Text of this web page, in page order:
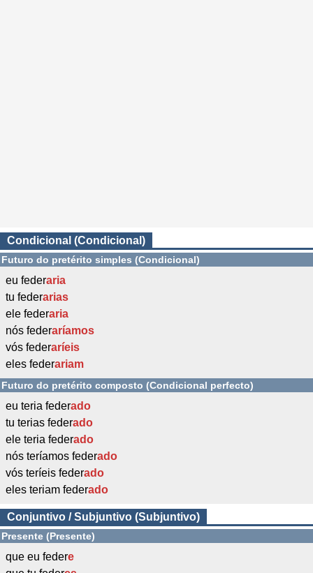
Condicional (Condicional)
Futuro do pretérito simples (Condicional)
eu federaria
tu federarias
ele federaria
nós federaríamos
vós federaríeis
eles federariam
Futuro do pretérito composto (Condicional perfecto)
eu teria federado
tu terias federado
ele teria federado
nós teríamos federado
vós teríeis federado
eles teriam federado
Conjuntivo / Subjuntivo (Subjuntivo)
Presente (Presente)
que eu federe